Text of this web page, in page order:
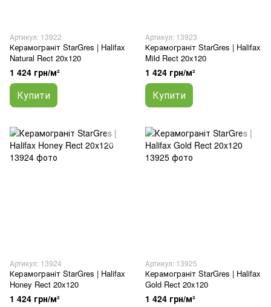
Артикул: 13922
Керамограніт StarGres | Halifax
Natural Rect 20x120
1 424 грн/м²
Купити
Артикул: 13923
Керамограніт StarGres | Halifax
Mild Rect 20x120
1 424 грн/м²
Купити
Артикул: 13924
Керамограніт StarGres | Halifax
Honey Rect 20x120
1 424 грн/м²
Артикул: 13925
Керамограніт StarGres | Halifax
Gold Rect 20x120
1 424 грн/м²